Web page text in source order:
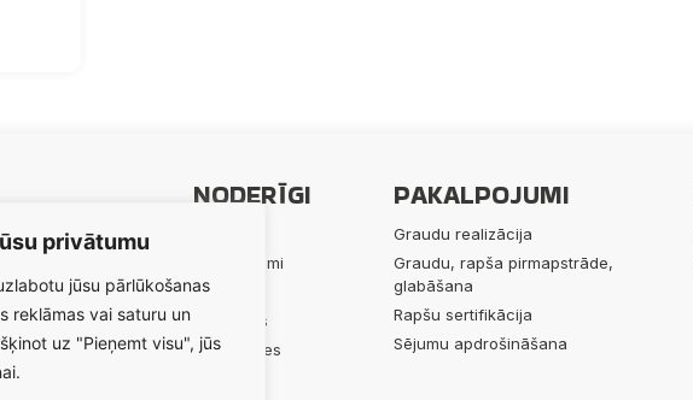
privātumu
jūsu pārlūkošanas
reklāmas vai saturu un
uz "Pieņemt visu", jūs
biedru
starp
NODERĪGI
Pakalpojumi
Produkti
Par mums
Aktualitātes
PAKALPOJUMI
Graudu realizācija
Graudu, rapša pirmapstrāde,
glabāšana
Rapšu sertifikācija
Sējumu apdrošināšana